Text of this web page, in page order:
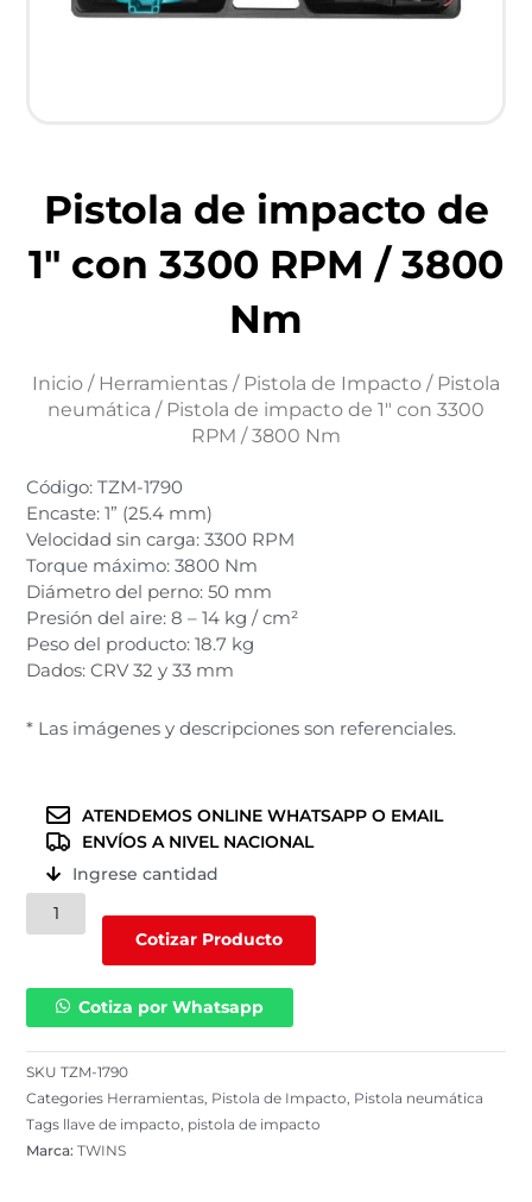
Pistola de impacto de
1″ con 3300 RPM / 3800
Nm
Inicio / Herramientas / Pistola de Impacto / Pistola
neumática / Pistola de impacto de 1″ con 3300
RPM / 3800 Nm
Código: TZM-1790
Encaste: 1” (25.4 mm)
Velocidad sin carga: 3300 RPM
Torque máximo: 3800 Nm
Diámetro del perno: 50 mm
Presión del aire: 8 – 14 kg / cm²
Peso del producto: 18.7 kg
Dados: CRV 32 y 33 mm
* Las imágenes y descripciones son referenciales.
ATENDEMOS ONLINE WHATSAPP O EMAIL
ENVÍOS A NIVEL NACIONAL
Ingrese cantidad
Pistola
de
Cotizar Producto
Cotiza por Whatsapp
SKUTZM-1790
Categories Herramientas Pistola de Impacto Pistola neumática
Tags llave de impacto pistola de impacto
Marca:TWINS